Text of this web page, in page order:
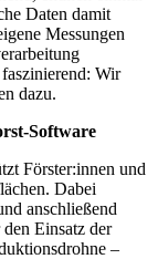
Daten damit
Messungen
Wir
dazu.
Software
Förster:innen und
Dabei
anschließend
Einsatz der
–